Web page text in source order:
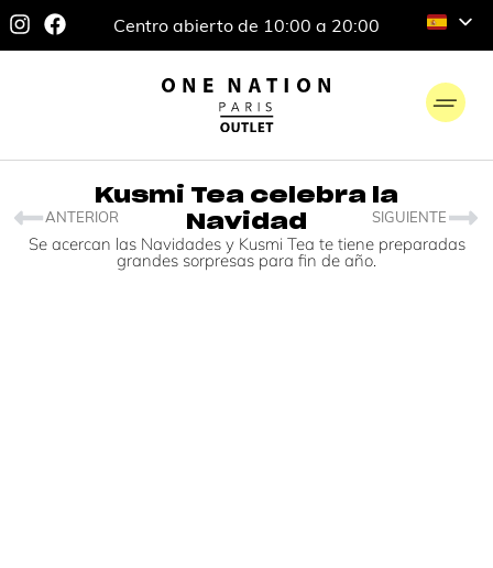
Centro abierto de 10:00 a 20:00
Kusmi Tea celebra la
Navidad
Se acercan las Navidades y Kusmi Tea te tiene preparadas
grandes sorpresas para fin de año.
ANTERIOR SIGUIENTE